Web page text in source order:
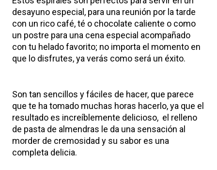
desayuno especial, para una reunión por la tarde
con un rico café, té o chocolate caliente o como
un postre para una cena especial acompañado
con tu helado favorito; no importa el momento en
que lo disfrutes, ya verás como será un éxito.
Son tan sencillos y fáciles de hacer, que parece
que te ha tomado muchas horas hacerlo, ya que el
resultado es increíblemente delicioso, el relleno
de pasta de almendras le da una sensación al
morder de cremosidad y su sabor es una
completa delicia.